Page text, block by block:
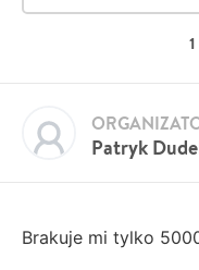
1
Patryk
Brakuje mi tylko